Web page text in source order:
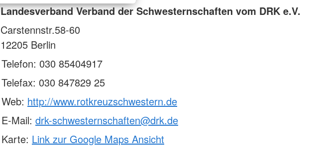
Landesverband Verband der Schwesternschaften vom DRK e.V.
Carstennstr.58-60
12205 Berlin
Telefon: 030 85404917
Telefax: 030 847829 25
Web: http://www.rotkreuzschwestern.de
E-Mail: drk-schwesternschaften@drk.de
Karte: Link zur Google Maps Ansicht